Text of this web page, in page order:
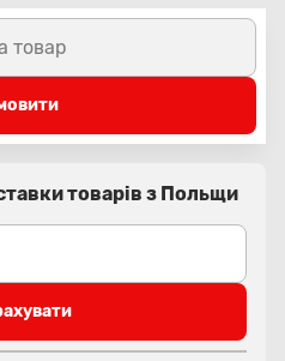
товар
товарів з Польщи